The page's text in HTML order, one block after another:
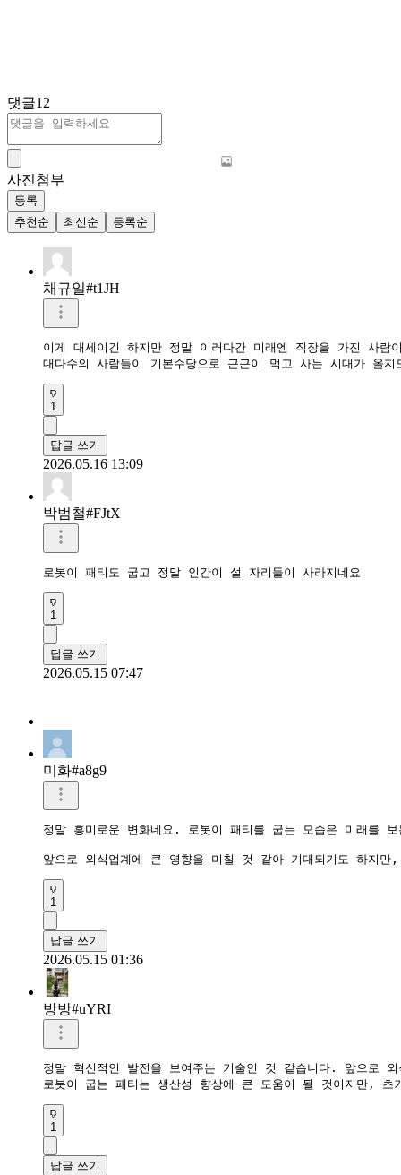
댓글12
사진첨부
등록
추천순
최신순 등록순
채규일#t1JH
이게 대세이긴 하지만 정말 이러다간 미래엔 직장을 가진 사람
대다수의 사람들이 기본수당으로 근근이 먹고 사는 시대가 올
1
답글 쓰기
2026.05.16 13:09
박범철#FJtX
로봇이 패티도 굽고 정말 인간이 설 자리들이 사라지네요
1
답글 쓰기
2026.05.15 07:47
미화#a8g9
정말 흥미로운 변화네요. 로봇이 패티를 굽는 모습은 미래를
앞으로 외식업계에 큰 영향을 미칠 것 같아 기대되기도 하지
1
답글 쓰기
2026.05.15 01:36
방방#uYRI
정말 혁신적인 발전을 보여주는 기술인 것 같습니다. 앞으로
로봇이 굽는 패티는 생산성 향상에 큰 도움이 될 것이지만,
1
답글 쓰기